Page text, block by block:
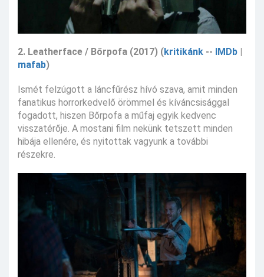
2. Leatherface / Bőrpofa (2017) (kritikánk -- IMDb |
mafab)
Ismét felzúgott a láncfűrész hívó szava, amit minden
fanatikus horrorkedvelő örömmel és kíváncsisággal
fogadott, hiszen Bőrpofa a műfaj egyik kedvenc
visszatérője. A mostani film nekünk tetszett minden
hibája ellenére, és nyitottak vagyunk a további
részekre.